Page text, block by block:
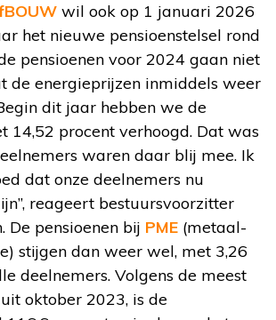
wil ook op 1 januari 2026
het nieuwe pensioenstelsel rond
pensioenen voor 2024 gaan niet
de energieprijzen inmiddels weer
dit jaar hebben we de
14,52 procent verhoogd. Dat was
waren daar blij mee. Ik
dat onze deelnemers nu
reageert bestuursvoorzitter
De pensioenen bij PME (metaal-
stijgen dan weer wel, met 3,26
deelnemers. Volgens de meest
oktober 2023, is de